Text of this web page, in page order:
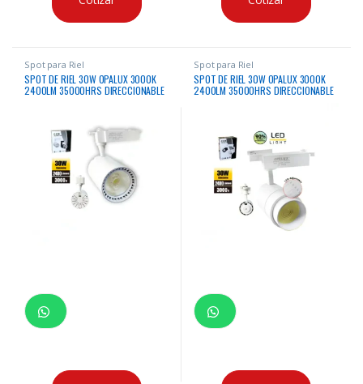
Spot para Riel
SPOT DE RIEL 30W OPALUX 3000K
2400LM 35000HRS DIRECCIONABLE
Spot para Riel
SPOT DE RIEL 30W OPALUX 3000K
2400LM 35000HRS DIRECCIONABLE